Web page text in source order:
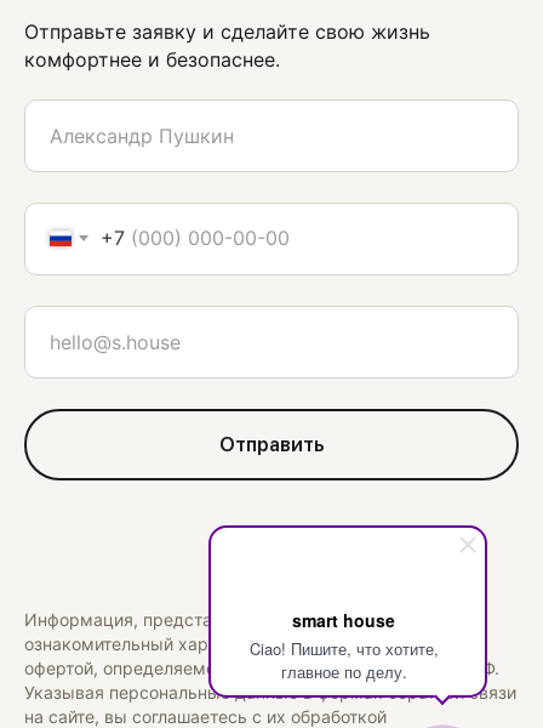
smart house
Ciao! Пишите, что хотите,
главное по делу.
Отправьте заявку и сделайте свою жизнь
комфортнее и безопаснее.
+7
Отправить
Информация, представленная на сайте, носит
ознакомительный характер и не является публичной
офертой, определяемой положениями статьи 437 ГК РФ.
Указывая персональные данные в формах обратной связи
на сайте, вы соглашаетесь с их обработкой